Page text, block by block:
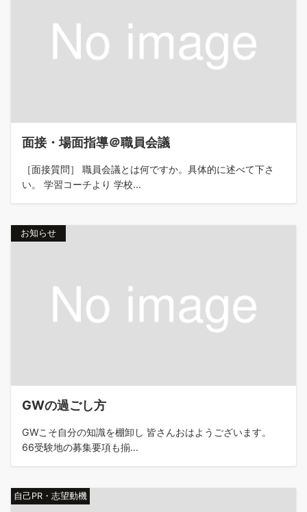
面接・場面指導＠職員会議
［面接質問］ 職員会議とは何ですか。具体的に述べて下さ
い。 学習コーチより 学校...
お知らせ
GWの過ごし方
GWこそ自分の知識を棚卸し 皆さんおはようございます。
66受験地の募集要項も揃...
自己PR・志望動機